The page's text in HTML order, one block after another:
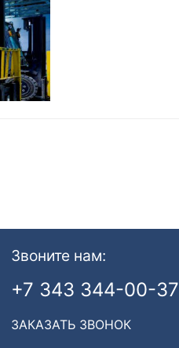
Звоните нам:
+7 343 344-00-37
ЗАКАЗАТЬ ЗВОНОК